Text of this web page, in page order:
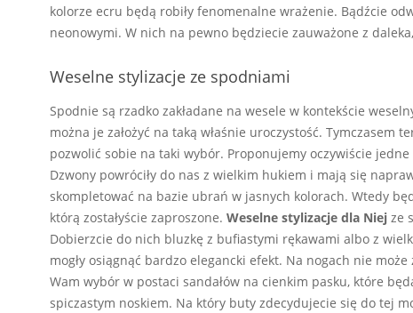
kolorze ecru będą robiły fenomenalne wrażenie. Bądźcie
neonowymi. W nich na pewno będziecie zauważone z
Weselne stylizacje ze spodniami
Spodnie są rzadko zakładane na wesele w kontekście
można je założyć na taką właśnie uroczystość. Tymczasem
pozwolić sobie na taki wybór. Proponujemy oczywiście
Dzwony powróciły do nas z wielkim hukiem i mają się
skompletować na bazie ubrań w jasnych kolorach. Wtedy
którą zostałyście zaproszone. Weselne stylizacje dla Niej ze
Dobierzcie do nich bluzkę z bufiastymi rękawami albo z
mogły osiągnąć bardzo elegancki efekt. Na nogach nie
Wam wybór w postaci sandałów na cienkim pasku, które
spiczastym noskiem. Na który buty zdecydujecie się do tej